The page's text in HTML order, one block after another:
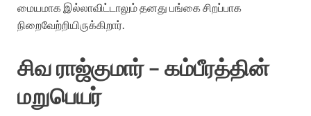
மையமாக இல்லாவிட்டாலும் தனது பங்கை சிறப்பாக
நிறைவேற்றியிருக்கிறார்.
சிவ ராஜ்குமார் – கம்பீரத்தின்
மறுபெயர்